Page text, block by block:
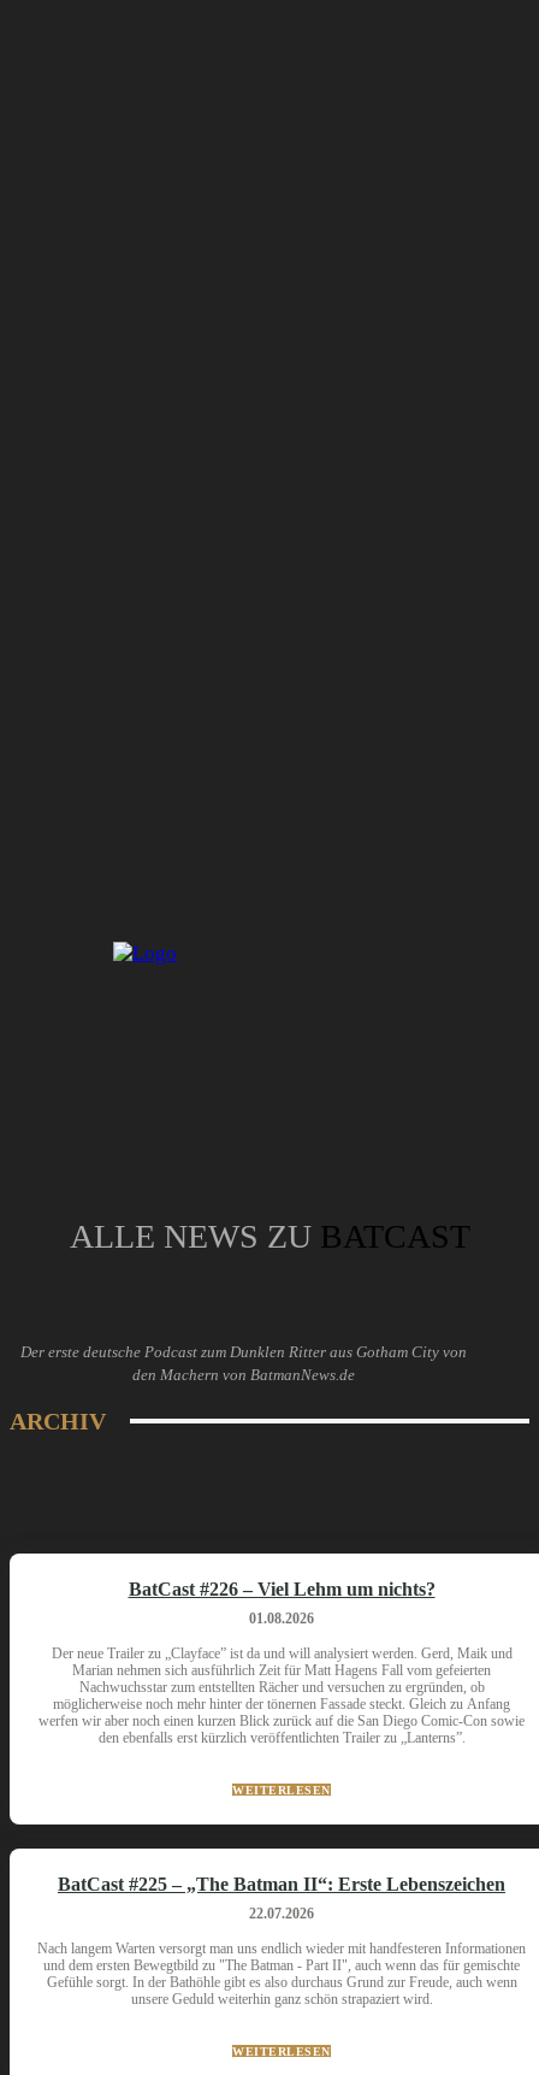
ALLE NEWS ZU BATCAST
Der erste deutsche Podcast zum Dunklen Ritter aus Gotham City von
den Machern von BatmanNews.de
ARCHIV
BatCast #226 – Viel Lehm um nichts?
01.08.2026
Der neue Trailer zu „Clayface” ist da und will analysiert werden. Gerd, Maik und
Marian nehmen sich ausführlich Zeit für Matt Hagens Fall vom gefeierten
Nachwuchsstar zum entstellten Rächer und versuchen zu ergründen, ob
möglicherweise noch mehr hinter der tönernen Fassade steckt. Gleich zu Anfang
werfen wir aber noch einen kurzen Blick zurück auf die San Diego Comic-Con sowie
den ebenfalls erst kürzlich veröffentlichten Trailer zu „Lanterns”.
WEITERLESEN
BatCast #225 – „The Batman II“: Erste Lebenszeichen
22.07.2026
Nach langem Warten versorgt man uns endlich wieder mit handfesteren Informationen
und dem ersten Bewegtbild zu "The Batman - Part II", auch wenn das für gemischte
Gefühle sorgt. In der Bathöhle gibt es also durchaus Grund zur Freude, auch wenn
unsere Geduld weiterhin ganz schön strapaziert wird.
WEITERLESEN